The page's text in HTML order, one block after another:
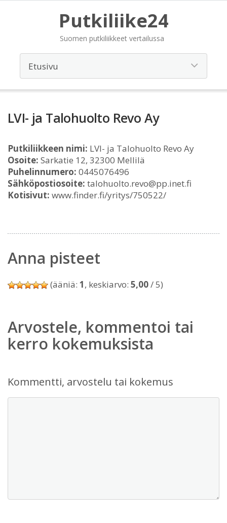
Putkiliike24
Suomen putkiliikkeet vertailussa
LVI- ja Talohuolto Revo Ay
Putkiliikkeen nimi: LVI- ja Talohuolto Revo Ay
Osoite: Sarkatie 12, 32300 Mellilä
Puhelinnumero: 0445076496
Sähköpostiosoite: talohuolto.revo@pp.inet.fi
Kotisivut: www.finder.fi/yritys/750522/
Anna pisteet
(ääniä: 1, keskiarvo: 5,00/ 5)
Arvostele, kommentoi tai
kerro kokemuksista
Kommentti, arvostelu tai kokemus